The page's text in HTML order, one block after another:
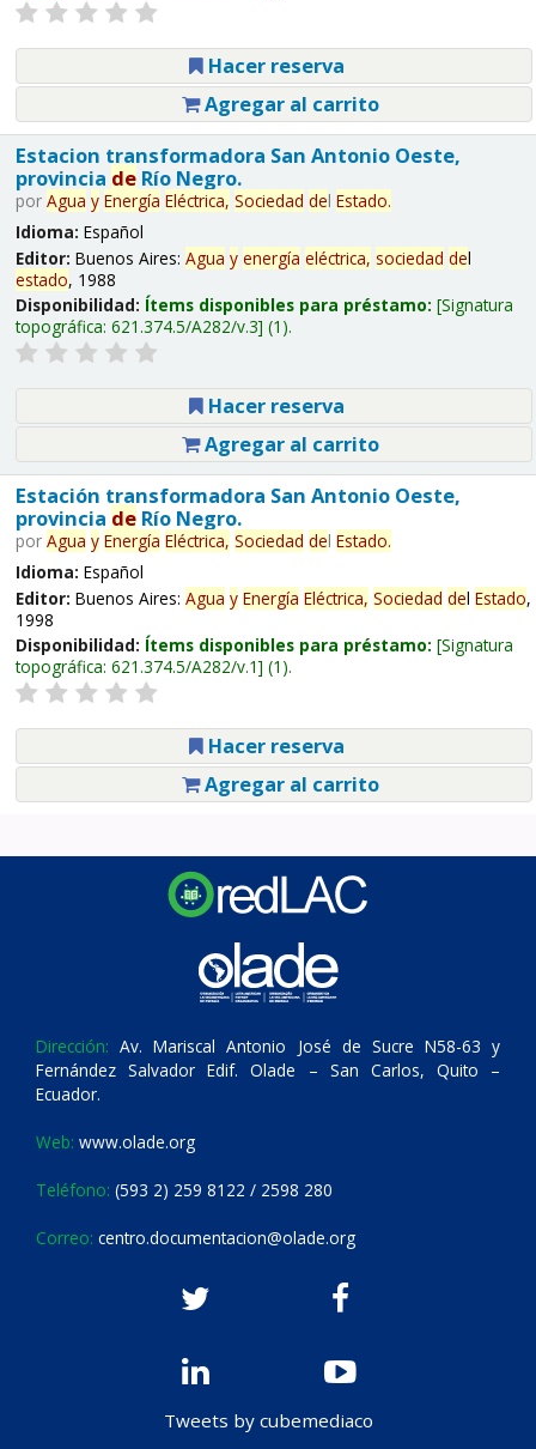
Hacer reserva
Agregar al carrito
Estacion transformadora San Antonio Oeste,
provincia deRío Negro.
por Agua y Energía Eléctrica, Sociedad del Estado.
Idioma: Español
Editor: Buenos Aires: Agua y energía eléctrica, sociedad del
estado, 1988
Disponibilidad: Ítems disponibles para préstamo: Signatura
topográfica: 621.374.5/A282/v.3 (1).
Hacer reserva
Agregar al carrito
Estación transformadora San Antonio Oeste,
provincia deRío Negro.
por Agua y Energía Eléctrica, Sociedad del Estado.
Idioma: Español
Editor: Buenos Aires: Agua y Energía Eléctrica, Sociedad del Estado,
1998
Disponibilidad: Ítems disponibles para préstamo: Signatura
topográfica: 621.374.5/A282/v.1 (1).
Hacer reserva
Agregar al carrito
Dirección: Av. Mariscal Antonio José de Sucre N58-63 y
Fernández Salvador Edif. Olade – San Carlos, Quito –
Ecuador.
Web: www.olade.org
Teléfono: (593 2) 259 8122 / 2598 280
Correo: centro.documentacion@olade.org
Tweets by cubemediaco